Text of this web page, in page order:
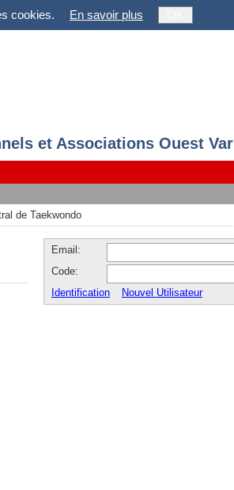
cookies. En savoir plus
et Associations Ouest Var
de Taekwondo
Email:
Code:
Identification
Nouvel Utilisateur